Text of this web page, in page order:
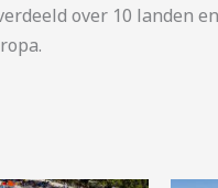
over 10 landen